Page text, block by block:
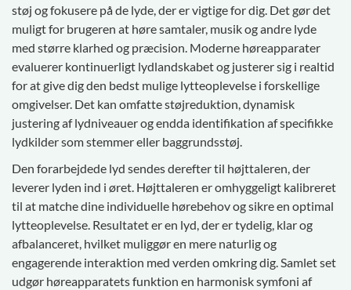
støj og fokusere på de lyde, der er vigtige for dig. Det gør det
muligt for brugeren at høre samtaler, musik og andre lyde
med større klarhed og præcision. Moderne høreapparater
evaluerer kontinuerligt lydlandskabet og justerer sig i realtid
for at give dig den bedst mulige lytteoplevelse i forskellige
omgivelser. Det kan omfatte støjreduktion, dynamisk
justering af lydniveauer og endda identifikation af specifikke
lydkilder som stemmer eller baggrundsstøj.
Den forarbejdede lyd sendes derefter til højttaleren, der
leverer lyden ind i øret. Højttaleren er omhyggeligt kalibreret
til at matche dine individuelle hørebehov og sikre en optimal
lytteoplevelse. Resultatet er en lyd, der er tydelig, klar og
afbalanceret, hvilket muliggør en mere naturlig og
engagerende interaktion med verden omkring dig. Samlet set
udgør høreapparatets funktion en harmonisk symfoni af